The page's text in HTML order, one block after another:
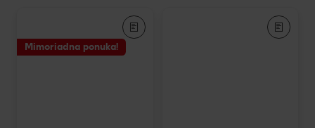
Mimoriadna ponuka!